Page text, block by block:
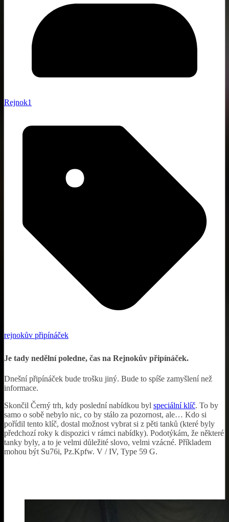
Rejnok1
rejnokův připínáček
Je tady nedělní poledne, čas na Rejnokův připínáček.
Dnešní připínáček bude trošku jiný. Bude to spíše zamyšlení než
informace.
Skončil Černý trh, kdy poslední nabídkou byl speciální klíč. To by
samo o sobě nebylo nic, co by stálo za pozornost, ale… Kdo si
pořídil tento klíč, dostal možnost vybrat si z pěti tanků (které byly
předchozí roky k dispozici v rámci nabídky). Podotýkám, že některé
tanky byly, a to je velmi důležité slovo, velmi vzácné. Příkladem
mohou být Su76i, Pz.Kpfw. V / IV, Type 59 G.